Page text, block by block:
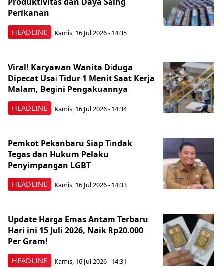
HEADLINE
Perikanan
Kamis, 16 Jul 2026 - 14:35
HEADLINE
Viral! Karyawan Wanita Diduga
Dipecat Usai Tidur 1 Menit Saat Kerja
Malam, Begini Pengakuannya
Kamis, 16 Jul 2026 - 14:34
HEADLINE
Pemkot Pekanbaru Siap Tindak
Tegas dan Hukum Pelaku
Penyimpangan LGBT
Kamis, 16 Jul 2026 - 14:33
HEADLINE
Update Harga Emas Antam Terbaru
Hari ini 15 Juli 2026, Naik Rp20.000
Per Gram!
Kamis, 16 Jul 2026 - 14:31